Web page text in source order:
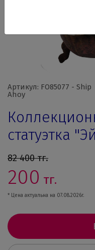
Артикул: FO85077 - Ship
Ahoy
статуэтка
82 400тг.
200 тг.
* Цена актуальна на 07.08.2026г.